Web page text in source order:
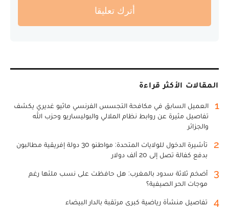
أترك تعليقا
المقالات الأكثر قراءة
1
العميل السابق في مكافحة التجسس الفرنسي ماثيو غديري يكشف
تفاصيل مثيرة عن روابط نظام الملالي والبوليساريو وحزب الله
والجزائر
2
تأشيرة الدخول للولايات المتحدة: مواطنو 30 دولة إفريقية مطالبون
بدفع كفالة تصل إلى 20 ألف دولار
3
أضخم ثلاثة سدود بالمغرب: هل حافظت على نسب ملئها رغم
موجات الحر الصيفية؟
4 تفاصيل منشأة رياضية كبرى مرتقبة بالدار البيضاء